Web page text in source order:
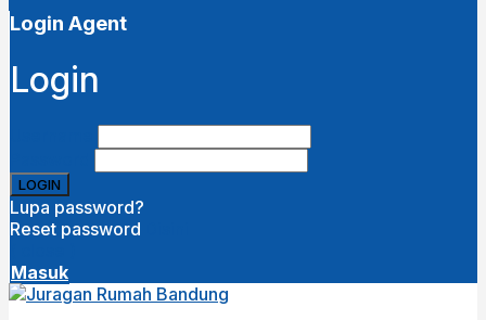
Login Agent
Login
Lupa password?
Reset password
Masuk